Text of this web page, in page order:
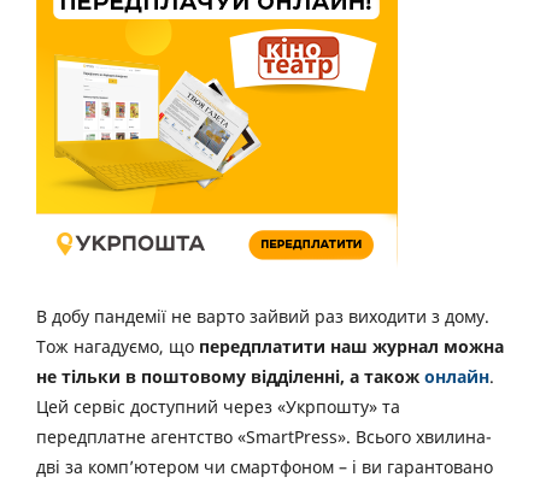
В добу пандемії не варто зайвий раз виходити з дому.
Тож нагадуємо, що передплатити наш журнал можна
не тільки в поштовому відділенні, а також онлайн.
Цей сервіс доступний через «Укрпошту» та
передплатне агентство «SmartPress». Всього хвилина-
дві за комп’ютером чи смартфоном – і ви гарантовано